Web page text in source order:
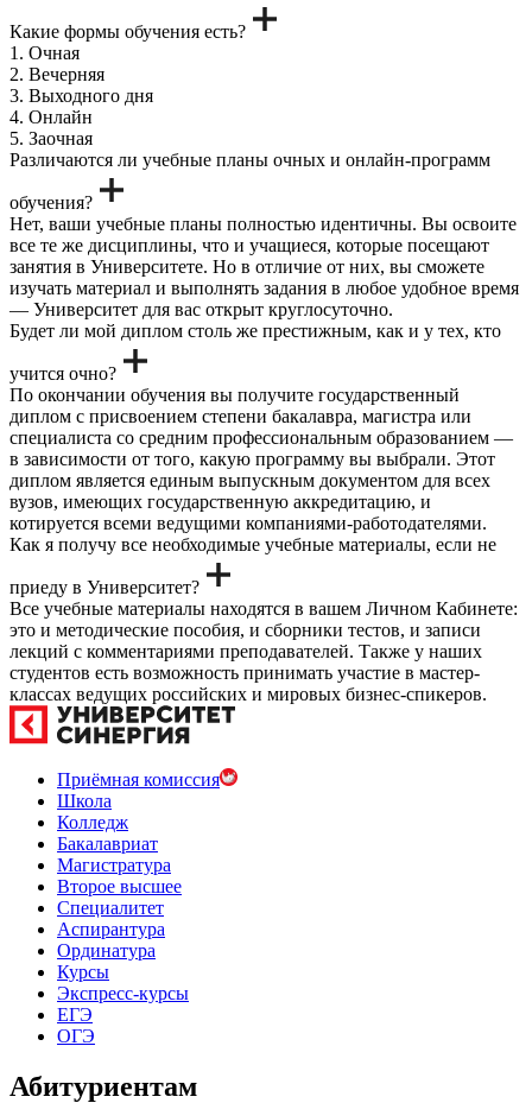
Какие формы обучения есть?
1. Очная
2. Вечерняя
3. Выходного дня
4. Онлайн
5. Заочная
Различаются ли учебные планы очных и онлайн-программ
обучения?
Нет, ваши учебные планы полностью идентичны. Вы освоите
все те же дисциплины, что и учащиеся, которые посещают
занятия в Университете. Но в отличие от них, вы сможете
изучать материал и выполнять задания в любое удобное время
— Университет для вас открыт круглосуточно.
Будет ли мой диплом столь же престижным, как и у тех, кто
учится очно?
По окончании обучения вы получите государственный
диплом с присвоением степени бакалавра, магистра или
специалиста со средним профессиональным образованием —
в зависимости от того, какую программу вы выбрали. Этот
диплом является единым выпускным документом для всех
вузов, имеющих государственную аккредитацию, и
котируется всеми ведущими компаниями-работодателями.
Как я получу все необходимые учебные материалы, если не
приеду в Университет?
Все учебные материалы находятся в вашем Личном Кабинете:
это и методические пособия, и сборники тестов, и записи
лекций с комментариями преподавателей. Также у наших
студентов есть возможность принимать участие в мастер-
классах ведущих российских и мировых бизнес-спикеров.
Приёмная комиссия
Школа
Колледж
Бакалавриат
Магистратура
Второе высшее
Специалитет
Аспирантура
Ординатура
Курсы
Экспресс-курсы
ЕГЭ
ОГЭ
Абитуриентам